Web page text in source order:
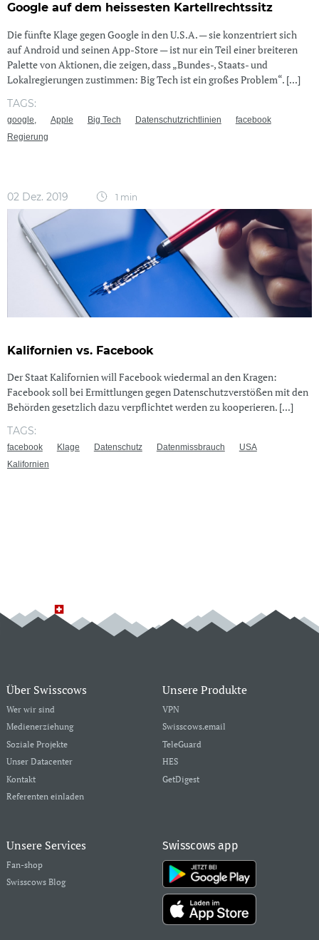
Google auf dem heissesten Kartellrechtssitz
Die fünfte Klage gegen Google in den U.S.A. — sie konzentriert sich
auf Android und seinen App-Store — ist nur ein Teil einer breiteren
Palette von Aktionen, die zeigen, dass „Bundes-, Staats- und
Lokalregierungen zustimmen: Big Tech ist ein großes Problem“. [...]
TAGS:
google, Apple Big Tech Datenschutzrichtlinien
facebook
Regierung
02 Dez. 2019 1 min
Kalifornien vs. Facebook
Der Staat Kalifornien will Facebook wiedermal an den Kragen:
Facebook soll bei Ermittlungen gegen Datenschutzverstößen mit den
Behörden gesetzlich dazu verpflichtet werden zu kooperieren. [...]
TAGS:
facebook Klage Datenschutz Datenmissbrauch
USA
Kalifornien
Über Swisscows
Wer wir sind
Medienerziehung
Soziale Projekte
Unser Datacenter
Kontakt
Referenten einladen
Unsere Produkte
VPN
Swisscows.email
TeleGuard
HES
GetDigest
Unsere Services
Fan-shop
Swisscows Blog
Swisscows app